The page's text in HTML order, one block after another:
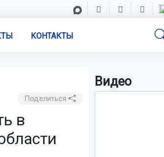
КОНТАКТЫ
Поделиться
в
Видео